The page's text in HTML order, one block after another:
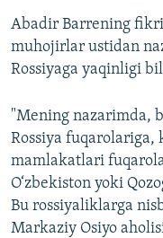
Abadir Barrening
muhojirlar ustidan
Rossiyaga yaqinligi
"Mening nazarimda,
Rossiya fuqarolariga,
mamlakatlari
O‘zbekiston yoki
Bu rossiyaliklarga
Markaziy Osiyo